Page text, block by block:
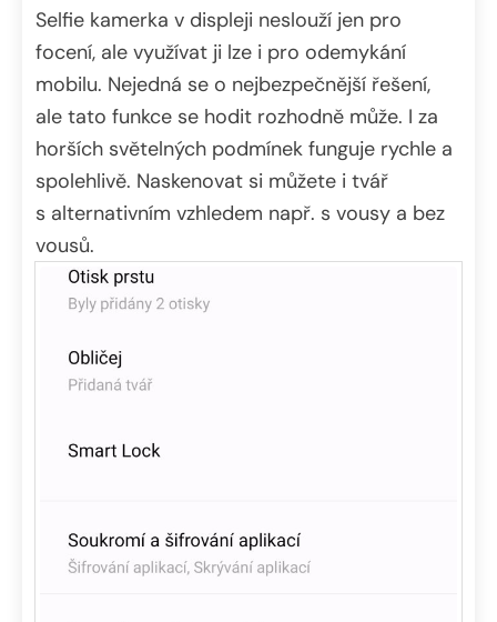
Selfie kamerka v displeji neslouží jen pro
focení, ale využívat ji lze i pro odemykání
mobilu. Nejedná se o nejbezpečnější řešení,
ale tato funkce se hodit rozhodně může. I za
horších světelných podmínek funguje rychle a
spolehlivě. Naskenovat si můžete i tvář
s alternativním vzhledem např. s vousy a bez
vousů.